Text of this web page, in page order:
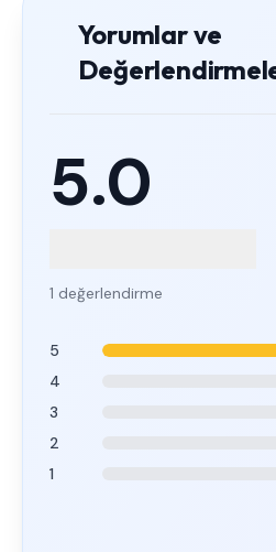
Yorumlar ve
5.0
1 değerlendirme
5
4
3
2
1